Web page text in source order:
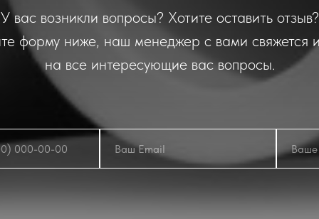
У вас возникли вопросы? Хотите оставить отзыв?
форму ниже, наш менеджер с вами свяжется и
на все интересующие вас вопросы.